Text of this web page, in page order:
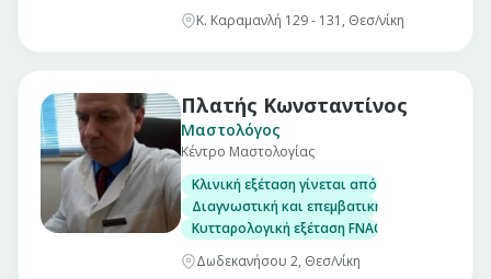
Κ. Καραμανλή 129 - 131, Θεσ/νίκη
Πλατής Κωνσταντίνος
Μαστολόγος
Κέντρο Μαστολογίας
Κλινική εξέταση γίνεται από τον ίδιο τον
Διαγνωστική και επεμβατική υπερηχογραφία
Κυτταρολογική εξέταση FNAC
Δωδεκανήσου 2, Θεσ/νίκη